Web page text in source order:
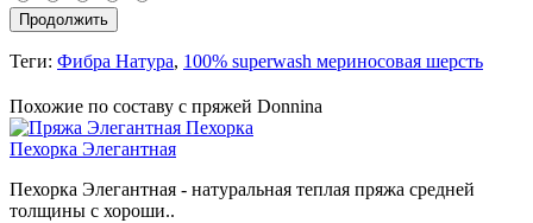
Продолжить
Теги: Фибра Натура, 100% superwash мериносовая шерсть
Похожие по составу с пряжей Donnina
Пехорка Элегантная
Пехорка Элегантная - натуральная теплая пряжа средней
толщины с хороши..